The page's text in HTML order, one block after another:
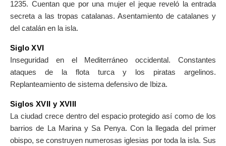
1235. Cuentan que por una mujer el jeque reveló la entrada
secreta a las tropas catalanas. Asentamiento de catalanes y
del catalán en la isla.
Siglo XVI
Inseguridad en el Mediterráneo occidental. Constantes
ataques de la flota turca y los piratas argelinos.
Replanteamiento de sistema defensivo de Ibiza.
Siglos XVII y XVIII
La ciudad crece dentro del espacio protegido así como de los
barrios de La Marina y Sa Penya. Con la llegada del primer
obispo, se construyen numerosas iglesias por toda la isla. Sus